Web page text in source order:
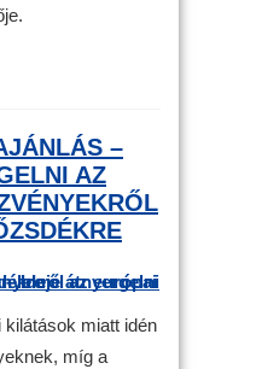
–
AZ
miatt idén
míg a